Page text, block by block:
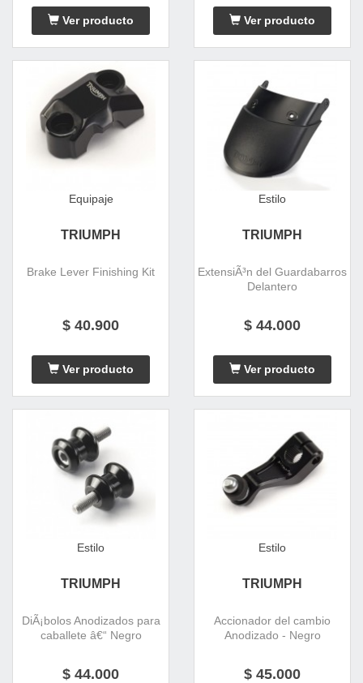
Ver producto Ver producto
Equipaje
TRIUMPH
Brake Lever Finishing Kit
$ 40.900
Ver producto
Estilo
TRIUMPH
ExtensiÃ³n del Guardabarros
Delantero
$ 44.000
Ver producto
Estilo
TRIUMPH
DiÃ¡bolos Anodizados para
caballete â€“ Negro
$ 44.000
Estilo
TRIUMPH
Accionador del cambio
Anodizado - Negro
$ 45.000